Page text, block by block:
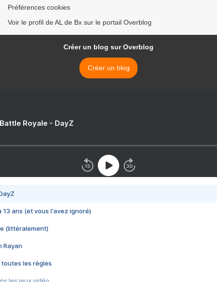
Préférences cookies
Voir le profil de AL de Bx sur le portail Overblog
Créer un blog sur Overblog
Créer un blog
Royale - DayZ
13 ans (et vous l'avez ignoré)
(littéralement)
Rayan
toutes les règles
les jeux vidéo